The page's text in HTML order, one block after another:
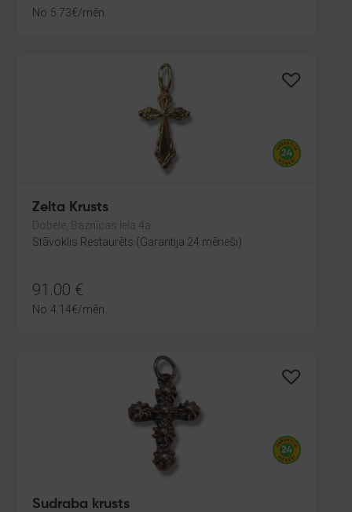
No 5.73€/mēn.
Zelta Krusts
Dobele, Baznīcas iela 4a
Stāvoklis Restaurēts (Garantija 24 mēneši)
91.00 €
No 4.14€/mēn.
Sudraba krusts